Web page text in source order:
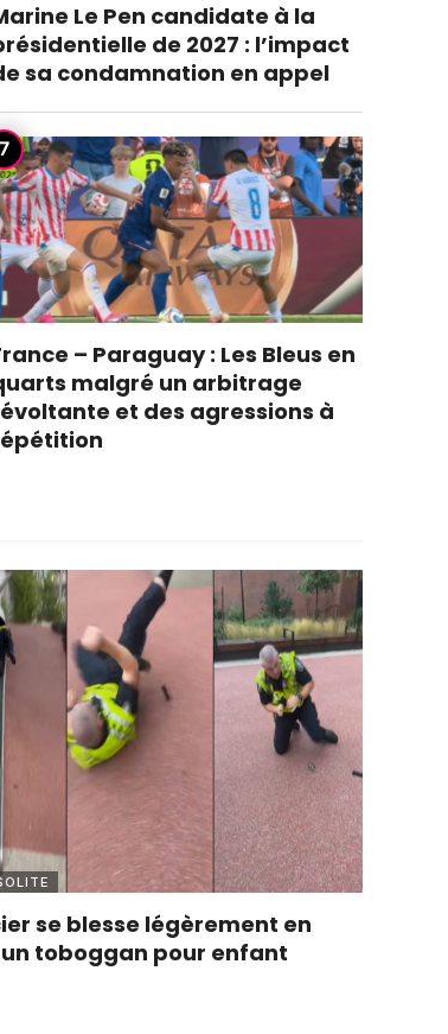
Le Pen candidate à la
de 2027 : l’impact
sa condamnation en appel
– Paraguay : Les Bleus en
malgré un arbitrage
et des agressions à
se blesse légèrement en
toboggan pour enfant